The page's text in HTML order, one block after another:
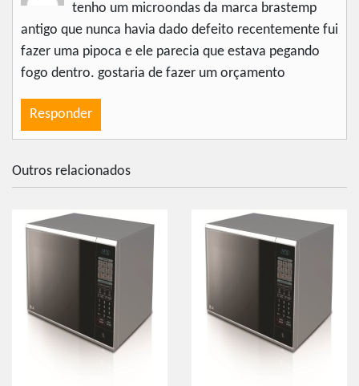
tenho um microondas da marca brastemp
antigo que nunca havia dado defeito recentemente fui
fazer uma pipoca e ele parecia que estava pegando
fogo dentro. gostaria de fazer um orçamento
Responder
Outros relacionados